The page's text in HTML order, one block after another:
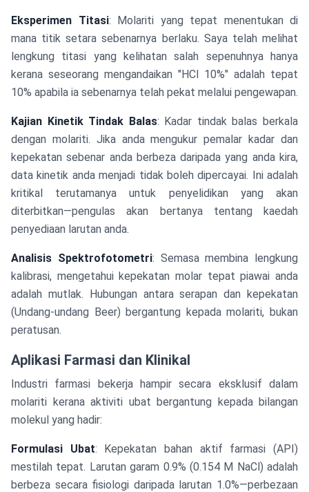
Eksperimen Titasi: Molariti yang tepat menentukan di
mana titik setara sebenarnya berlaku. Saya telah melihat
lengkung titasi yang kelihatan salah sepenuhnya hanya
kerana seseorang mengandaikan "HCl 10%" adalah tepat
10% apabila ia sebenarnya telah pekat melalui pengewapan.
Kajian Kinetik Tindak Balas: Kadar tindak balas berkala
dengan molariti. Jika anda mengukur pemalar kadar dan
kepekatan sebenar anda berbeza daripada yang anda kira,
data kinetik anda menjadi tidak boleh dipercayai. Ini adalah
kritikal terutamanya untuk penyelidikan yang akan
diterbitkan—pengulas akan bertanya tentang kaedah
penyediaan larutan anda.
Analisis Spektrofotometri: Semasa membina lengkung
kalibrasi, mengetahui kepekatan molar tepat piawai anda
adalah mutlak. Hubungan antara serapan dan kepekatan
(Undang-undang Beer) bergantung kepada molariti, bukan
peratusan.
Aplikasi Farmasi dan Klinikal
Industri farmasi bekerja hampir secara eksklusif dalam
molariti kerana aktiviti ubat bergantung kepada bilangan
molekul yang hadir:
Formulasi Ubat: Kepekatan bahan aktif farmasi (API)
mestilah tepat. Larutan garam 0.9% (0.154 M NaCl) adalah
berbeza secara fisiologi daripada larutan 1.0%—perbezaan